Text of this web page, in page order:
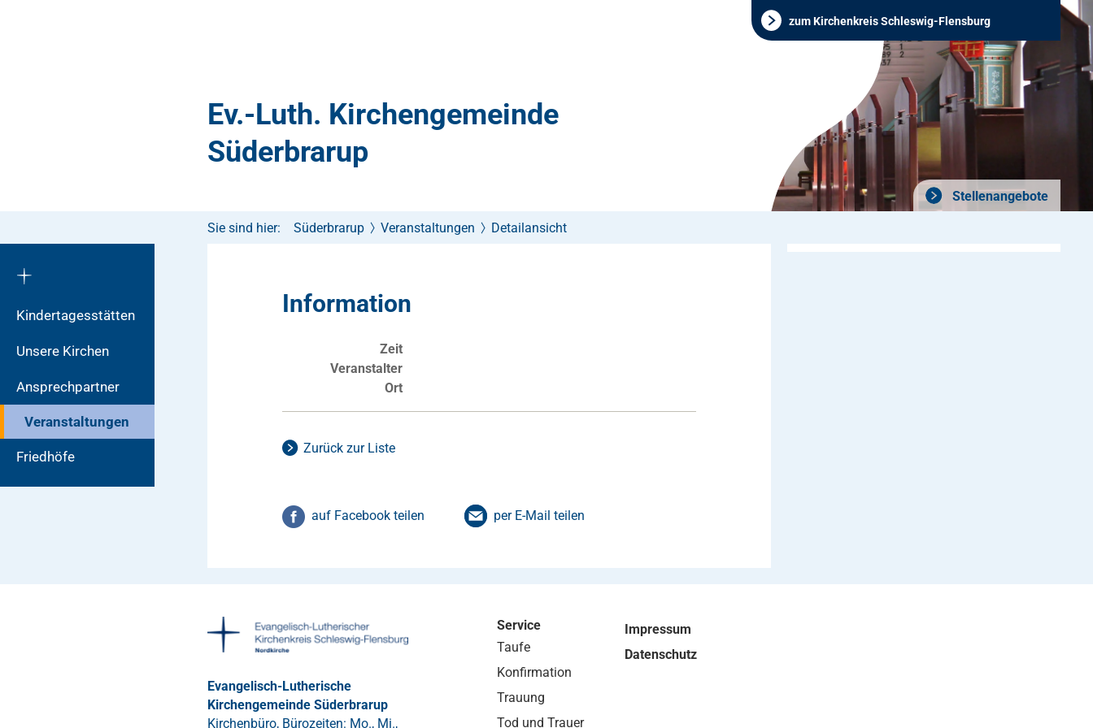
zum Kirchenkreis Schleswig-Flensburg
Ev.-Luth. Kirchengemeinde
Süderbrarup
Stellenangebote
Kindertagesstätten
Unsere Kirchen
Ansprechpartner
Veranstaltungen
Friedhöfe
Sie sind hier: Süderbrarup Veranstaltungen Detailansicht
Information
Zeit
Veranstalter
Ort
Zurück zur Liste
auf Facebook teilen per E-Mail teilen
Evangelisch-Lutherische
Kirchengemeinde Süderbrarup
Kirchenbüro, Bürozeiten: Mo., Mi.,
Service
Taufe
Konfirmation
Trauung
Tod und Trauer
Impressum
Datenschutz